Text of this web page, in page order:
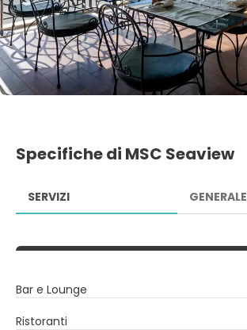
Specifiche di MSC Seaview
SERVIZI GENERALE
Bar e Lounge
Ristoranti